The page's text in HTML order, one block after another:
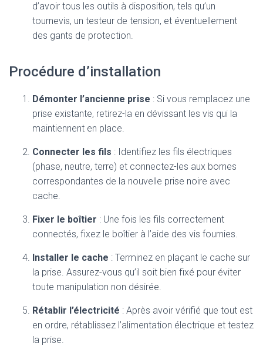
d’avoir tous les outils à disposition, tels qu’un
tournevis, un testeur de tension, et éventuellement
des gants de protection.
Procédure d’installation
Démonter l’ancienne prise : Si vous remplacez une
prise existante, retirez-la en dévissant les vis qui la
maintiennent en place.
Connecter les fils : Identifiez les fils électriques
(phase, neutre, terre) et connectez-les aux bornes
correspondantes de la nouvelle prise noire avec
cache.
Fixer le boîtier : Une fois les fils correctement
connectés, fixez le boîtier à l’aide des vis fournies.
Installer le cache : Terminez en plaçant le cache sur
la prise. Assurez-vous qu’il soit bien fixé pour éviter
toute manipulation non désirée.
Rétablir l’électricité : Après avoir vérifié que tout est
en ordre, rétablissez l’alimentation électrique et testez
la prise.